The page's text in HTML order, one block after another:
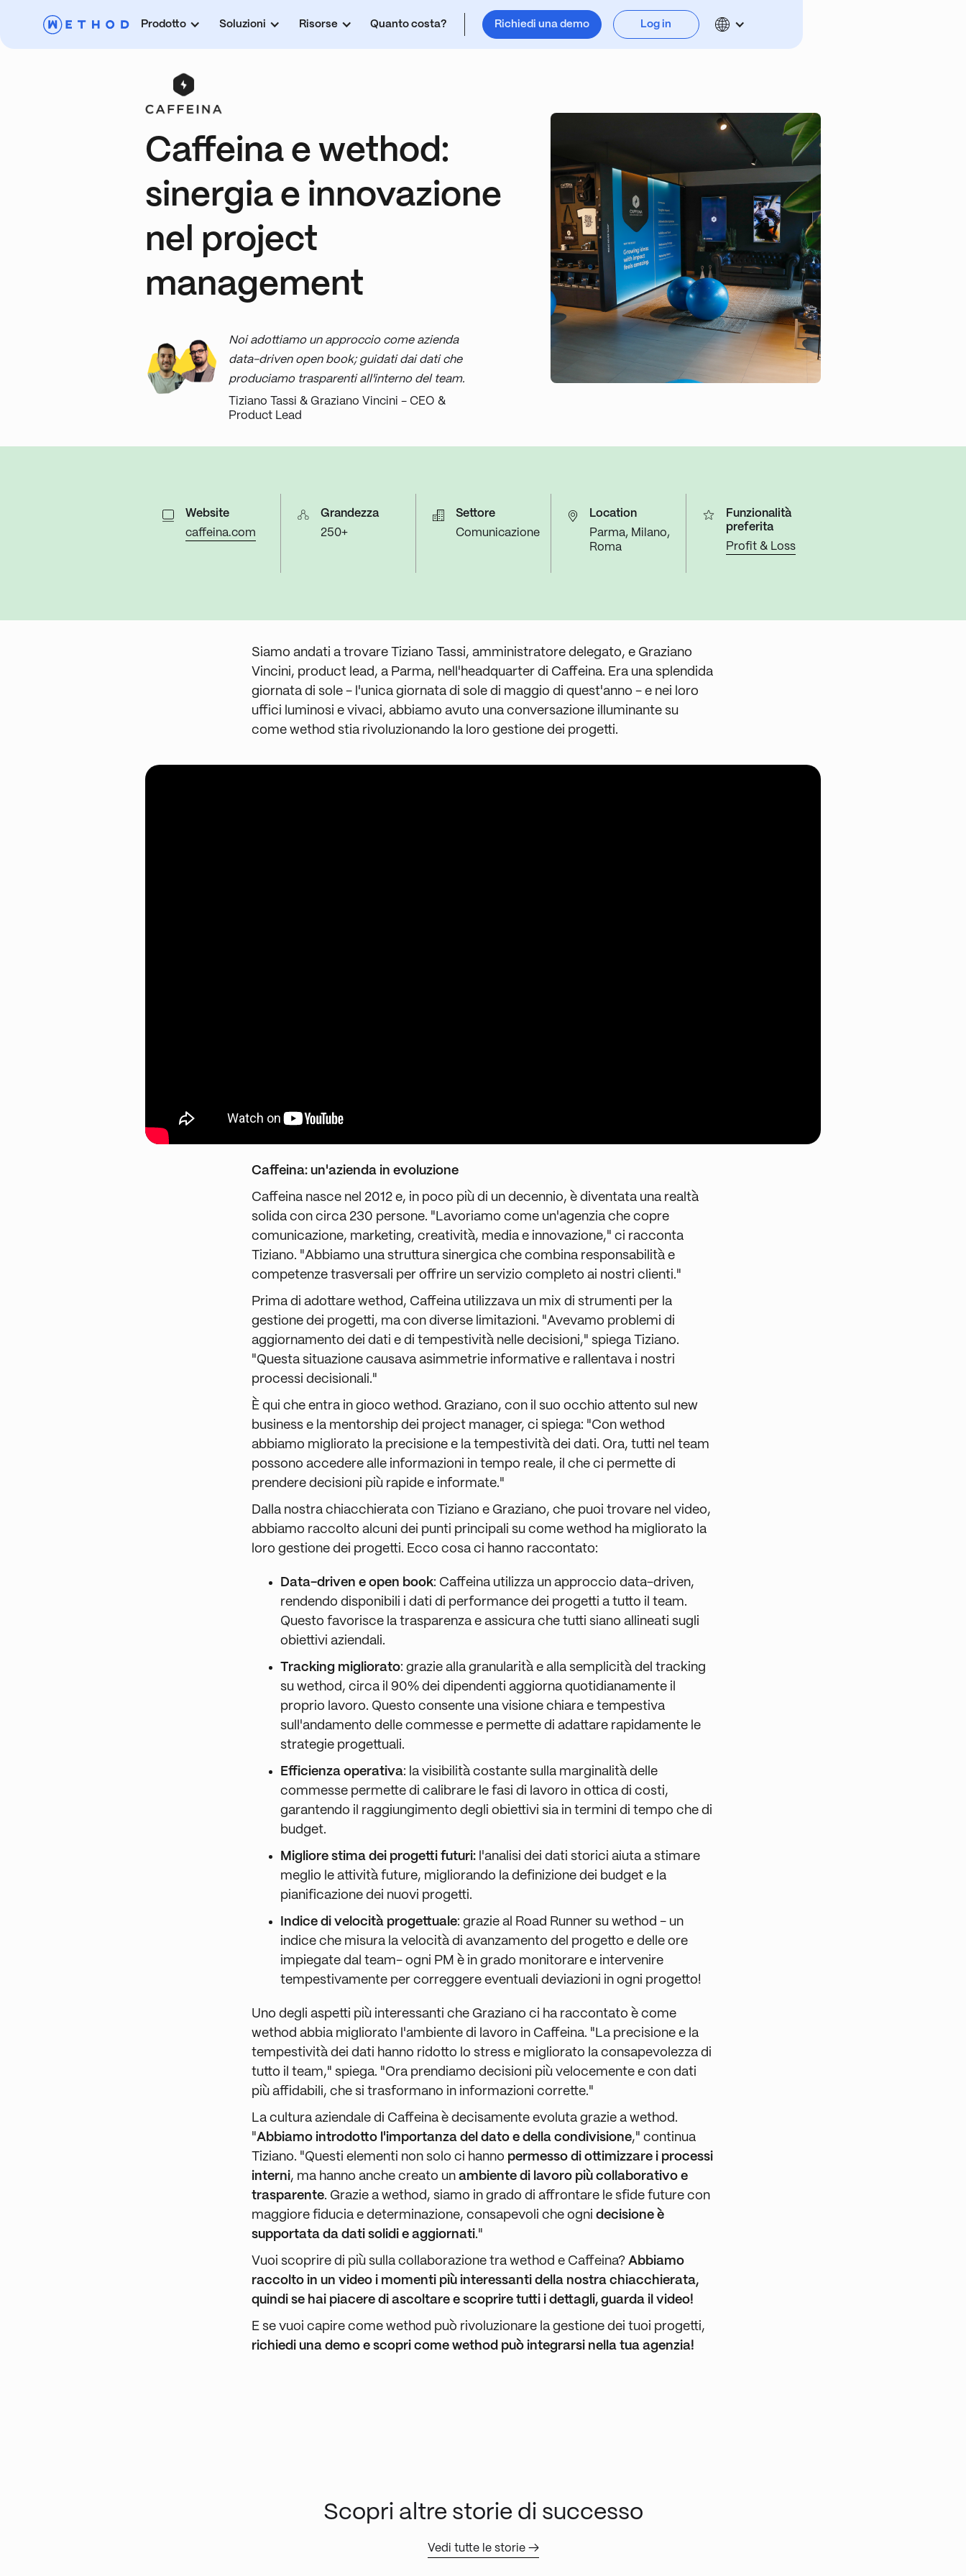
Prodotto Soluzioni Risorse Quanto costa? Richiedi una demo Log in
Caffeina e wethod:
sinergia e innovazione
nel project
management
Noi adottiamo un approccio come azienda
data-driven open book; guidati dai dati che
produciamo trasparenti all'interno del team.
Tiziano Tassi & Graziano Vincini - CEO &
Product Lead
Website
caffeina.com
Grandezza
250+
Settore
Comunicazione
Location
Parma, Milano,
Roma
Funzionalità
preferita
Profit & Loss
Siamo andati a trovare Tiziano Tassi, amministratore delegato, e Graziano
Vincini, product lead, a Parma, nell'headquarter di Caffeina. Era una splendida
giornata di sole - l'unica giornata di sole di maggio di quest'anno - e nei loro
uffici luminosi e vivaci, abbiamo avuto una conversazione illuminante su
come wethod stia rivoluzionando la loro gestione dei progetti.
Caffeina: un'azienda in evoluzione
Caffeina nasce nel 2012 e, in poco più di un decennio, è diventata una realtà
solida con circa 230 persone. "Lavoriamo come un'agenzia che copre
comunicazione, marketing, creatività, media e innovazione," ci racconta
Tiziano. "Abbiamo una struttura sinergica che combina responsabilità e
competenze trasversali per offrire un servizio completo ai nostri clienti."
Prima di adottare wethod, Caffeina utilizzava un mix di strumenti per la
gestione dei progetti, ma con diverse limitazioni. "Avevamo problemi di
aggiornamento dei dati e di tempestività nelle decisioni," spiega Tiziano.
"Questa situazione causava asimmetrie informative e rallentava i nostri
processi decisionali."
È qui che entra in gioco wethod. Graziano, con il suo occhio attento sul new
business e la mentorship dei project manager, ci spiega: "Con wethod
abbiamo migliorato la precisione e la tempestività dei dati. Ora, tutti nel team
possono accedere alle informazioni in tempo reale, il che ci permette di
prendere decisioni più rapide e informate."
Dalla nostra chiacchierata con Tiziano e Graziano, che puoi trovare nel video,
abbiamo raccolto alcuni dei punti principali su come wethod ha migliorato la
loro gestione dei progetti. Ecco cosa ci hanno raccontato:
Data-driven e open book: Caffeina utilizza un approccio data-driven,
rendendo disponibili i dati di performance dei progetti a tutto il team.
Questo favorisce la trasparenza e assicura che tutti siano allineati sugli
obiettivi aziendali.
Tracking migliorato: grazie alla granularità e alla semplicità del tracking
su wethod, circa il 90% dei dipendenti aggiorna quotidianamente il
proprio lavoro. Questo consente una visione chiara e tempestiva
sull'andamento delle commesse e permette di adattare rapidamente le
strategie progettuali.
Efficienza operativa: la visibilità costante sulla marginalità delle
commesse permette di calibrare le fasi di lavoro in ottica di costi,
garantendo il raggiungimento degli obiettivi sia in termini di tempo che di
budget.
Migliore stima dei progetti futuri: l'analisi dei dati storici aiuta a stimare
meglio le attività future, migliorando la definizione dei budget e la
pianificazione dei nuovi progetti.
Indice di velocità progettuale: grazie al Road Runner su wethod - un
indice che misura la velocità di avanzamento del progetto e delle ore
impiegate dal team- ogni PM è in grado monitorare e intervenire
tempestivamente per correggere eventuali deviazioni in ogni progetto!
Uno degli aspetti più interessanti che Graziano ci ha raccontato è come
wethod abbia migliorato l'ambiente di lavoro in Caffeina. "La precisione e la
tempestività dei dati hanno ridotto lo stress e migliorato la consapevolezza di
tutto il team," spiega. "Ora prendiamo decisioni più velocemente e con dati
più affidabili, che si trasformano in informazioni corrette."
La cultura aziendale di Caffeina è decisamente evoluta grazie a wethod.
"Abbiamo introdotto l'importanza del dato e della condivisione," continua
Tiziano. "Questi elementi non solo ci hanno permesso di ottimizzare i processi
interni, ma hanno anche creato unambiente di lavoro più collaborativo e
trasparente. Grazie a wethod, siamo in grado di affrontare le sfide future con
maggiore fiducia e determinazione, consapevoli che ognidecisione è
supportata da dati solidi e aggiornati."
Vuoi scoprire di più sulla collaborazione tra wethod e Caffeina?Abbiamo
raccolto in un video i momenti più interessanti della nostra chiacchierata,
quindi se hai piacere di ascoltare e scoprire tutti i dettagli, guarda il video!
E se vuoi capire come wethod può rivoluzionare la gestione dei tuoi progetti,
richiedi una demo e scopri come wethod può integrarsi nella tua agenzia!
Scopri altre storie di successo
Vedi tutte le storie →